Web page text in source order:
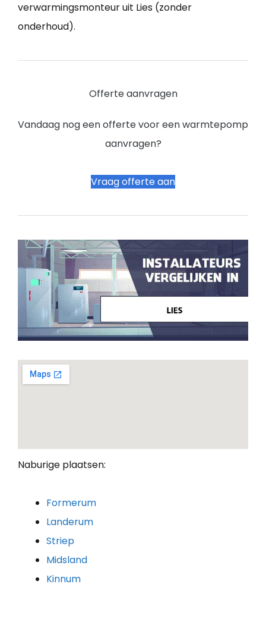
verwarmingsmonteur uit Lies (zonder
onderhoud).
Offerte aanvragen
Vandaag nog een offerte voor een warmtepomp
aanvragen?
Vraag offerte aan
Naburige plaatsen:
Formerum
Landerum
Striep
Midsland
Kinnum